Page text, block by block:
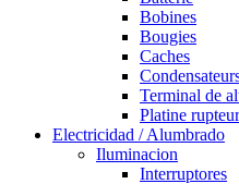
Bobines
Bougies
Caches
Terminal de
Platine
Electricidad / Alumbrado
Iluminacion
Interruptores